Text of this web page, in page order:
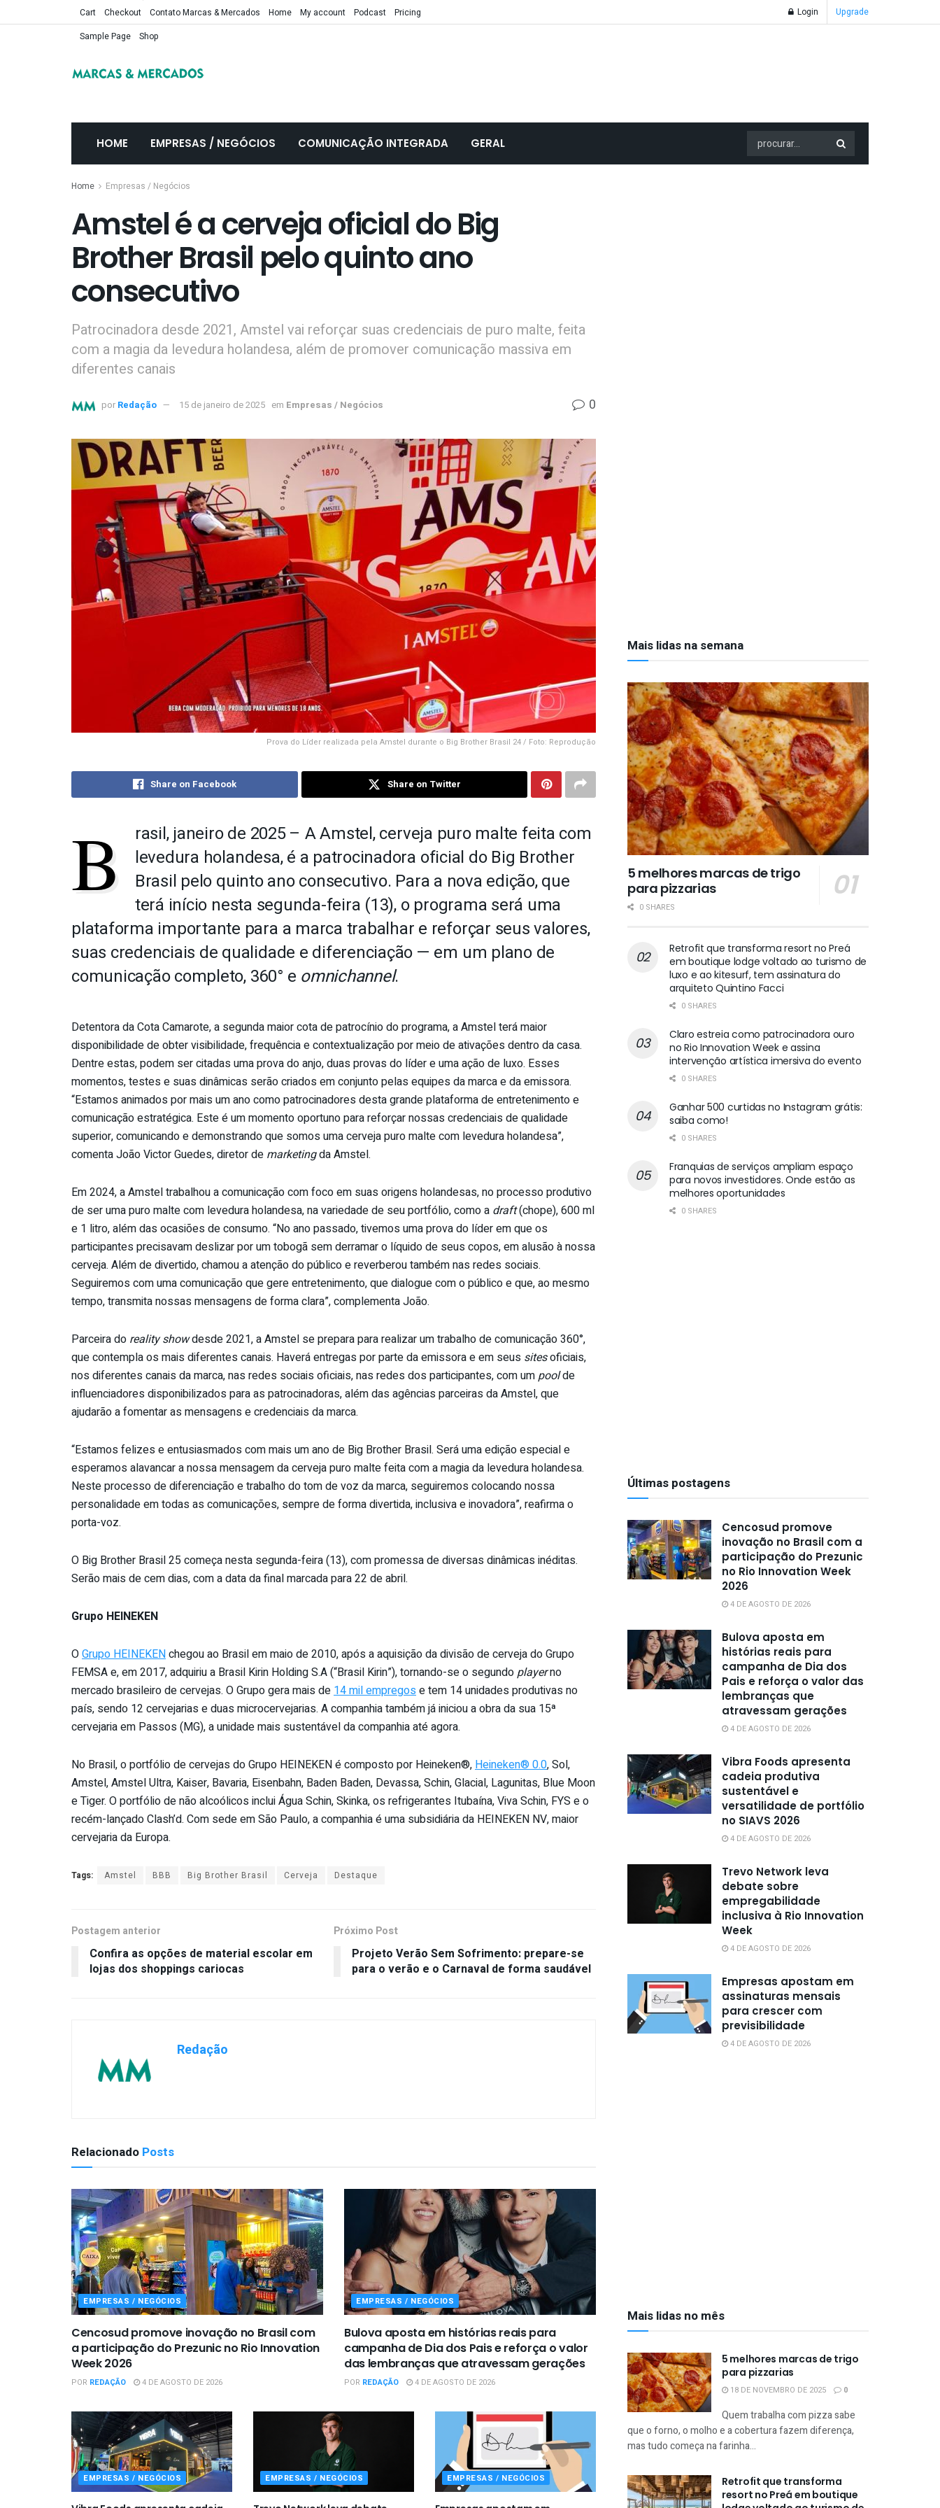
Cart Checkout Contato Marcas & Mercados Home My account Podcast
Pricing
Sample Page
Shop
Login Upgrade
HOME EMPRESAS / NEGÓCIOS COMUNICAÇÃO INTEGRADA GERAL
Home Empresas / Negócios
Amstel é a cerveja oficial do Big
Brother Brasil pelo quinto ano
consecutivo
Patrocinadora desde 2021, Amstel vai reforçar suas credenciais de puro malte, feita
com a magia da levedura holandesa, além de promover comunicação massiva em
diferentes canais
por Redação 15 de janeiro de 2025 em Empresas / Negócios 0
Prova do Líder realizada pela Amstel durante o Big Brother Brasil 24 / Foto: Reprodução
Share on Facebook Share on Twitter
B
rasil, janeiro de 2025 – A Amstel, cerveja puro malte feita com
levedura holandesa, é a patrocinadora oficial do Big Brother
Brasil pelo quinto ano consecutivo. Para a nova edição, que
terá início nesta segunda-feira (13), o programa será uma
plataforma importante para a marca trabalhar e reforçar seus valores,
suas credenciais de qualidade e diferenciação — em um plano de
comunicação completo, 360° e omnichannel.
Detentora da Cota Camarote, a segunda maior cota de patrocínio do programa, a Amstel terá maior
disponibilidade de obter visibilidade, frequência e contextualização por meio de ativações dentro da casa.
Dentre estas, podem ser citadas uma prova do anjo, duas provas do líder e uma ação de luxo. Esses
momentos, testes e suas dinâmicas serão criados em conjunto pelas equipes da marca e da emissora.
“Estamos animados por mais um ano como patrocinadores desta grande plataforma de entretenimento e
comunicação estratégica. Este é um momento oportuno para reforçar nossas credenciais de qualidade
superior, comunicando e demonstrando que somos uma cerveja puro malte com levedura holandesa”,
comenta João Victor Guedes, diretor de marketingda Amstel.
Em 2024, a Amstel trabalhou a comunicação com foco em suas origens holandesas, no processo produtivo
de ser uma puro malte com levedura holandesa, na variedade de seu portfólio, como a draft(chope), 600 ml
e 1 litro, além das ocasiões de consumo. “No ano passado, tivemos uma prova do líder em que os
participantes precisavam deslizar por um tobogã sem derramar o líquido de seus copos, em alusão à nossa
cerveja. Além de divertido, chamou a atenção do público e reverberou também nas redes sociais.
Seguiremos com uma comunicação que gere entretenimento, que dialogue com o público e que, ao mesmo
tempo, transmita nossas mensagens de forma clara”, complementa João.
Parceira do reality showdesde 2021, a Amstel se prepara para realizar um trabalho de comunicação 360°,
que contempla os mais diferentes canais. Haverá entregas por parte da emissora e em seus sitesoficiais,
nos diferentes canais da marca, nas redes sociais oficiais, nas redes dos participantes, com um poolde
influenciadores disponibilizados para as patrocinadoras, além das agências parceiras da Amstel, que
ajudarão a fomentar as mensagens e credenciais da marca.
“Estamos felizes e entusiasmados com mais um ano de Big Brother Brasil. Será uma edição especial e
esperamos alavancar a nossa mensagem da cerveja puro malte feita com a magia da levedura holandesa.
Neste processo de diferenciação e trabalho do tom de voz da marca, seguiremos colocando nossa
personalidade em todas as comunicações, sempre de forma divertida, inclusiva e inovadora”, reafirma o
porta-voz.
O Big Brother Brasil 25 começa nesta segunda-feira (13), com promessa de diversas dinâmicas inéditas.
Serão mais de cem dias, com a data da final marcada para 22 de abril.
Grupo HEINEKEN
OGrupo HEINEKENchegou ao Brasil em maio de 2010, após a aquisição da divisão de cerveja do Grupo
FEMSA e, em 2017, adquiriu a Brasil Kirin Holding S.A (“Brasil Kirin”), tornando-se o segundo playerno
mercado brasileiro de cervejas. O Grupo gera mais de 14 mil empregos e tem 14 unidades produtivas no
país, sendo 12 cervejarias e duas microcervejarias. A companhia também já iniciou a obra da sua 15ª
cervejaria em Passos (MG), a unidade mais sustentável da companhia até agora.
No Brasil, o portfólio de cervejas do Grupo HEINEKEN é composto por Heineken®, Heineken® 0.0, Sol,
Amstel, Amstel Ultra, Kaiser, Bavaria, Eisenbahn, Baden Baden, Devassa, Schin, Glacial, Lagunitas, Blue Moon
e Tiger. O portfólio de não alcoólicos inclui Água Schin, Skinka, os refrigerantes Itubaína, Viva Schin, FYS e o
recém-lançado Clash’d. Com sede em São Paulo, a companhia é uma subsidiária da HEINEKEN NV, maior
cervejaria da Europa.
Tags: Amstel BBB Big Brother Brasil Cerveja Destaque
Postagem anterior
Confira as opções de material escolar em
lojas dos shoppings cariocas
Próximo Post
Projeto Verão Sem Sofrimento: prepare-se
para o verão e o Carnaval de forma saudável
Redação
Relacionado Posts
EMPRESAS / NEGÓCIOS
Cencosud promove inovação no Brasil com
a participação do Prezunic no Rio Innovation
Week 2026
POR REDAÇÃO 4 DE AGOSTO DE 2026
EMPRESAS / NEGÓCIOS
Bulova aposta em histórias reais para
campanha de Dia dos Pais e reforça o valor
das lembranças que atravessam gerações
POR REDAÇÃO 4 DE AGOSTO DE 2026
EMPRESAS / NEGÓCIOS EMPRESAS / NEGÓCIOS EMPRESAS / NEGÓCIOS
Mais lidas na semana
5 melhores marcas de trigo
para pizzarias
0 SHARES
Retrofit que transforma resort no Preá
em boutique lodge voltado ao turismo de
luxo e ao kitesurf, tem assinatura do
arquiteto Quintino Facci
0 SHARES
Claro estreia como patrocinadora ouro
no Rio Innovation Week e assina
intervenção artística imersiva do evento
0 SHARES
Ganhar 500 curtidas no Instagram grátis:
saiba como!
0 SHARES
Franquias de serviços ampliam espaço
para novos investidores. Onde estão as
melhores oportunidades
0 SHARES
Últimas postagens
Cencosud promove
inovação no Brasil com a
participação do Prezunic
no Rio Innovation Week
2026
4 DE AGOSTO DE 2026
Bulova aposta em
histórias reais para
campanha de Dia dos
Pais e reforça o valor das
lembranças que
atravessam gerações
4 DE AGOSTO DE 2026
Vibra Foods apresenta
cadeia produtiva
sustentável e
versatilidade de portfólio
no SIAVS 2026
4 DE AGOSTO DE 2026
Trevo Network leva
debate sobre
empregabilidade
inclusiva à Rio Innovation
Week
4 DE AGOSTO DE 2026
Empresas apostam em
assinaturas mensais
para crescer com
previsibilidade
4 DE AGOSTO DE 2026
Mais lidas no mês
5 melhores marcas de trigo
para pizzarias
18 DE NOVEMBRO DE 2025 0
Quem trabalha com pizza sabe
que o forno, o molho e a cobertura fazem diferença,
mas tudo começa na farinha...
Retrofit que transforma
resort no Preá em boutique